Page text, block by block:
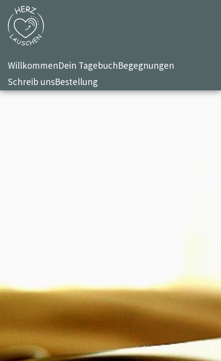
WillkommenDein TagebuchBegegnungen
Schreib unsBestellung